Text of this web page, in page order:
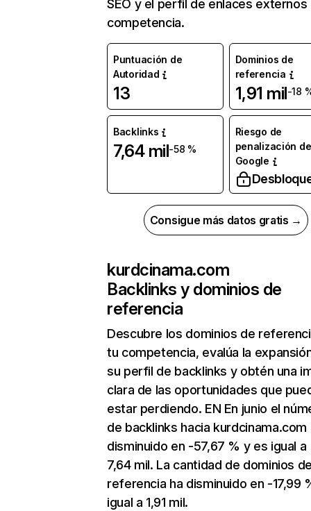
SEO y el perfil de enlaces externos
competencia.
Puntuación de
Autoridad
13
Dominios de
referencia
1,91 mil-18
Backlinks
7,64 mil-58 %
Riesgo de
penalización de
Google
Consigue más datos gratis →
kurdcinama.com
Backlinks y dominios de
referencia
Descubre los dominios de
tu competencia, evalúa la
su perfil de backlinks y obtén una
clara de las oportunidades que
estar perdiendo. EN En junio el
de backlinks hacia kurdcinama.com
disminuido en -57,67 % y es igual a
7,64 mil. La cantidad de dominios
referencia ha disminuido en -17,99
igual a 1,91 mil.